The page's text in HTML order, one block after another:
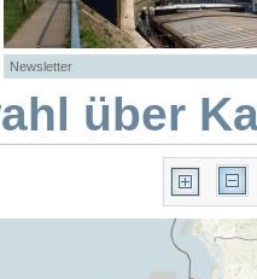
Newsletter
über